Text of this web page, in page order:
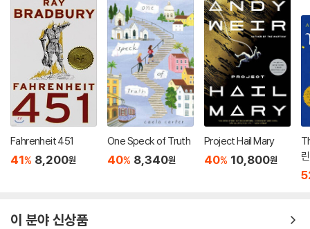
Fahrenheit 451
41% 8,200원
One Speck of Truth
40% 8,340원
Project Hail Mary
40% 10,800원
이 분야 신상품